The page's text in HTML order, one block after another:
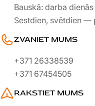
Bauskā: darba dienās
Sestdien, svētdien —
ZVANIET MUMS
+371 26338539
+371 67454505
RAKSTIET MUMS